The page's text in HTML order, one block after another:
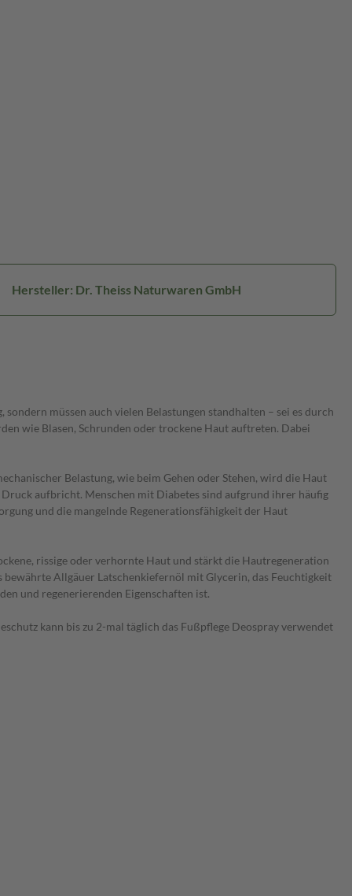
Hersteller: Dr. Theiss Naturwaren GmbH
müssen auch vielen Belastungen standhalten – sei es durch
wie Blasen, Schrunden oder trockene Haut auftreten. Dabei
Belastung, wie beim Gehen oder Stehen, wird die Haut
aufbricht. Menschen mit Diabetes sind aufgrund ihrer häufig
und die mangelnde Regenerationsfähigkeit der Haut
rissige oder verhornte Haut und stärkt die Hautregeneration
Allgäuer Latschenkiefernöl mit Glycerin, das Feuchtigkeit
und regenerierenden Eigenschaften ist.
kann bis zu 2-mal täglich das Fußpflege Deospray verwendet